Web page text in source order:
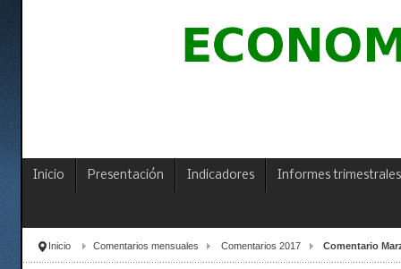
Inicio Presentación Indicadores Informes trimestrales
Inicio Comentarios mensuales Comentarios 2017 Comentario